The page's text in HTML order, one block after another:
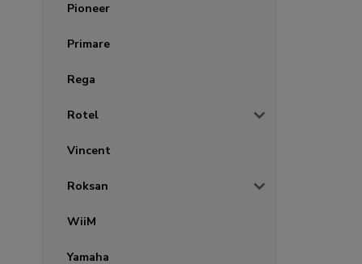
Pioneer
Primare
Rega
Rotel
Vincent
Roksan
WiiM
Yamaha